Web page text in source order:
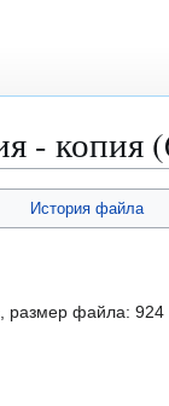
- копия
История файла
размер файла: 924